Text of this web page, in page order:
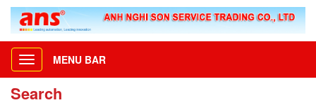
Toggle
navigation
MENU BAR
Search